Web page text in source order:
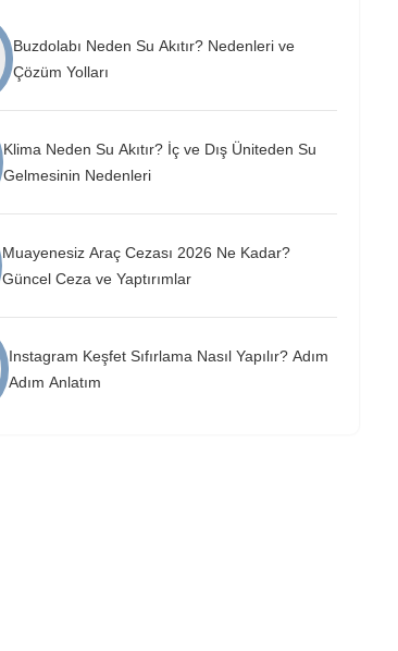
Buzdolabı Neden Su Akıtır? Nedenleri ve
Çözüm Yolları
Klima Neden Su Akıtır? İç ve Dış Üniteden Su
Gelmesinin Nedenleri
Muayenesiz Araç Cezası 2026 Ne Kadar?
Güncel Ceza ve Yaptırımlar
Instagram Keşfet Sıfırlama Nasıl Yapılır? Adım
Adım Anlatım